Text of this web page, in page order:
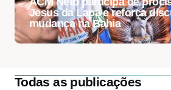
Jesus da Lapa e reforça
mudança na Bahia
Todas as publicações